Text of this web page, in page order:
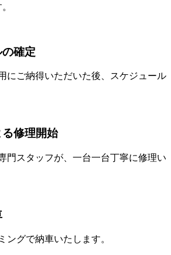
確定
にご納得いただいた後、スケジュール
修理開始
門スタッフが、一台一台丁寧に修理い
ングで納車いたします。